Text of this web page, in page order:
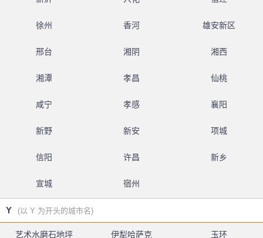
徐州 香河 雄安新区
邢台 湘阴 湘西
湘潭 孝昌 仙桃
咸宁 孝感 襄阳
新野 新安 项城
信阳 许昌 新乡
宣城 宿州
Y (以 Y 为开头的城市名)
艺术水磨石地坪 伊犁哈萨克 玉环